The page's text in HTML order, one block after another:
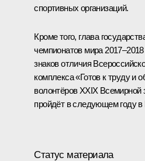
спортивных организаций.
Кроме того, глава
чемпионатов мира
знаков отличия
комплекса «Готов к труду и
волонтёров XXIX Всемирной
пройдёт в следующем году в
Статус материала